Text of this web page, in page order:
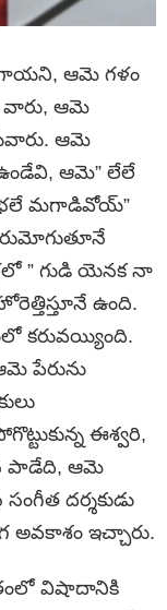
గాయని, ఆమె గళం
వారు, ఆమె
ఆమె
ఆమె” లేలే
భలే మగాడివోయ్”
” గుడి యెనక నా
ఉంది.
కరువయ్యింది.
పేరును
ఈశ్వరి,
పాడేది, ఆమె
దర్శకుడు
అవకాశం ఇచ్చారు.
విషాదానికి